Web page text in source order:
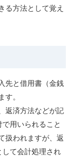
る方法として覚え
先と借用書（金銭
。
返済方法などが記
用いられること
扱われますが、返
て会計処理され